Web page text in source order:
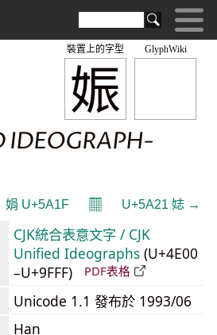
GlyphWiki
娠
裝置上的字型
IDEOGRAPH-
娟 U+5A1F 𝄜 U+5A21 娡 →
CJK統合表意文字 / CJK
Unified Ideographs (U+4E00
–U+9FFF)
PDF表格
Unicode 1.1 發布於 1993/06
Han